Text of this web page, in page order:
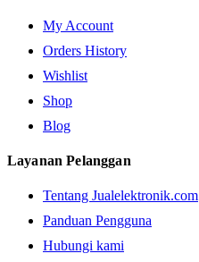
My Account
Orders History
Wishlist
Shop
Blog
Layanan Pelanggan
Tentang Jualelektronik.com
Panduan Pengguna
Hubungi kami